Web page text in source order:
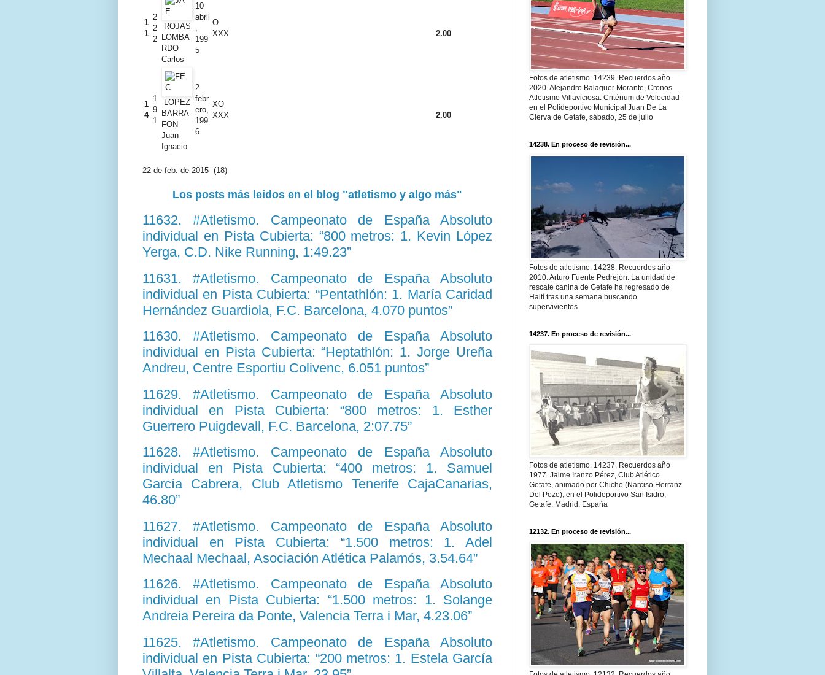
1
1
2
2
2
ROJAS
LOMBA
RDO
Carlos
10
abril
199
5
O
XXX
2.00
1
4
1
9
1
LOPEZ
BARRA
FON
Juan
Ignacio
2
febr
ero,
199
6
XO
XXX
2.00
22 de feb. de 2015 (18)
Los posts más leídos en el blog "atletismo y algo más"
11632. #Atletismo. Campeonato de España Absoluto
individual en Pista Cubierta: “800 metros: 1. Kevin López
Yerga, C.D. Nike Running, 1:49.23”
11631. #Atletismo. Campeonato de España Absoluto
individual en Pista Cubierta: “Pentathlón: 1. María Caridad
Hernández Guardiola, F.C. Barcelona, 4.070 puntos”
11630. #Atletismo. Campeonato de España Absoluto
individual en Pista Cubierta: “Heptathlón: 1. Jorge Ureña
Andreu, Centre Esportiu Colivenc, 6.051 puntos”
11629. #Atletismo. Campeonato de España Absoluto
individual en Pista Cubierta: “800 metros: 1. Esther
Guerrero Puigdevall, F.C. Barcelona, 2:07.75”
11628. #Atletismo. Campeonato de España Absoluto
individual en Pista Cubierta: “400 metros: 1. Samuel
García Cabrera, Club Atletismo Tenerife CajaCanarias,
46.80”
11627. #Atletismo. Campeonato de España Absoluto
individual en Pista Cubierta: “1.500 metros: 1. Adel
Mechaal Mechaal, Asociación Atlética Palamós, 3.54.64”
11626. #Atletismo. Campeonato de España Absoluto
individual en Pista Cubierta: “1.500 metros: 1. Solange
Andreia Pereira da Ponte, Valencia Terra i Mar, 4.23.06”
11625. #Atletismo. Campeonato de España Absoluto
individual en Pista Cubierta: “200 metros: 1. Estela García
Fotos de atletismo. 14239. Recuerdos año
2020. Alejandro Balaguer Morante, Cronos
Atletismo Villaviciosa. Critérium de Velocidad
en el Polideportivo Municipal Juan De La
Cierva de Getafe, sábado, 25 de julio
14238. En proceso de revisión...
Fotos de atletismo. 14238. Recuerdos año
2010. Arturo Fuente Pedrejón. La unidad de
rescate canina de Getafe ha regresado de
Haití tras una semana buscando
supervivientes
14237. En proceso de revisión...
Fotos de atletismo. 14237. Recuerdos año
1977. Jaime Iranzo Pérez, Club Atlético
Getafe, animado por Chicho (Narciso Herranz
Del Pozo), en el Polideportivo San Isidro,
Getafe, Madrid, España
12132. En proceso de revisión...